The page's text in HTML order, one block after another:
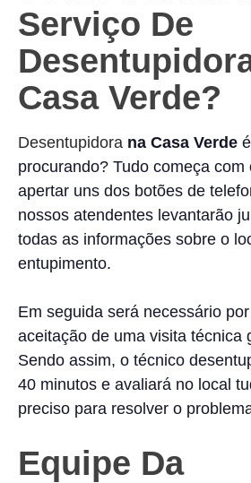
Serviço De
Casa Verde?
Desentupidora na Casa Verde
procurando? Tudo começa com
apertar uns dos botões de
nossos atendentes levantarão
todas as informações sobre o
entupimento.
Em seguida será necessário
aceitação de uma visita técnica
Sendo assim, o técnico
40 minutos e avaliará no local
preciso para resolver o
Equipe Da